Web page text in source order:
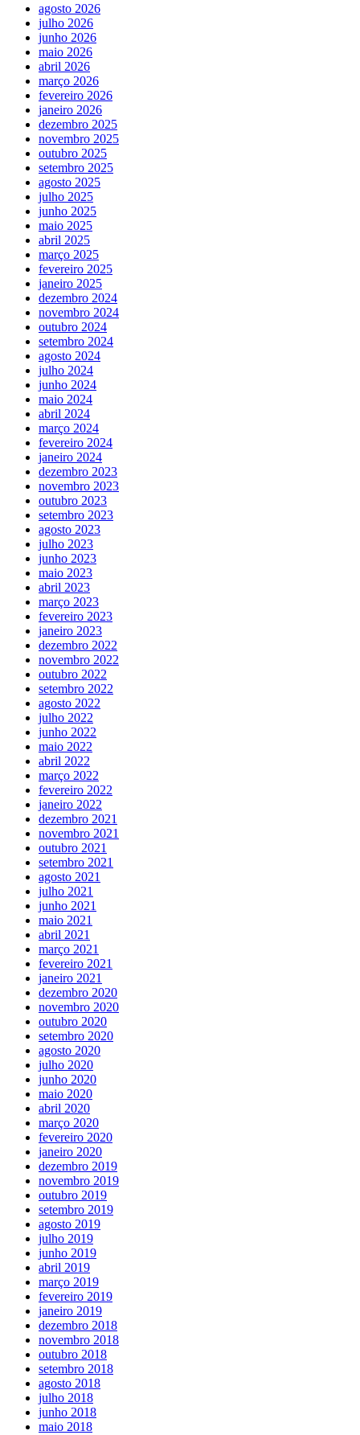
agosto 2026
julho 2026
junho 2026
maio 2026
abril 2026
março 2026
fevereiro 2026
janeiro 2026
dezembro 2025
novembro 2025
outubro 2025
setembro 2025
agosto 2025
julho 2025
junho 2025
maio 2025
abril 2025
março 2025
fevereiro 2025
janeiro 2025
dezembro 2024
novembro 2024
outubro 2024
setembro 2024
agosto 2024
julho 2024
junho 2024
maio 2024
abril 2024
março 2024
fevereiro 2024
janeiro 2024
dezembro 2023
novembro 2023
outubro 2023
setembro 2023
agosto 2023
julho 2023
junho 2023
maio 2023
abril 2023
março 2023
fevereiro 2023
janeiro 2023
dezembro 2022
novembro 2022
outubro 2022
setembro 2022
agosto 2022
julho 2022
junho 2022
maio 2022
abril 2022
março 2022
fevereiro 2022
janeiro 2022
dezembro 2021
novembro 2021
outubro 2021
setembro 2021
agosto 2021
julho 2021
junho 2021
maio 2021
abril 2021
março 2021
fevereiro 2021
janeiro 2021
dezembro 2020
novembro 2020
outubro 2020
setembro 2020
agosto 2020
julho 2020
junho 2020
maio 2020
abril 2020
março 2020
fevereiro 2020
janeiro 2020
dezembro 2019
novembro 2019
outubro 2019
setembro 2019
agosto 2019
julho 2019
junho 2019
abril 2019
março 2019
fevereiro 2019
janeiro 2019
dezembro 2018
novembro 2018
outubro 2018
setembro 2018
agosto 2018
julho 2018
junho 2018
maio 2018